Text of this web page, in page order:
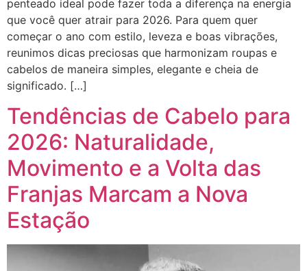
penteado ideal pode fazer toda a diferença na energia
que você quer atrair para 2026. Para quem quer
começar o ano com estilo, leveza e boas vibrações,
reunimos dicas preciosas que harmonizam roupas e
cabelos de maneira simples, elegante e cheia de
significado. […]
Tendências de Cabelo para
2026: Naturalidade,
Movimento e a Volta das
Franjas Marcam a Nova
Estação